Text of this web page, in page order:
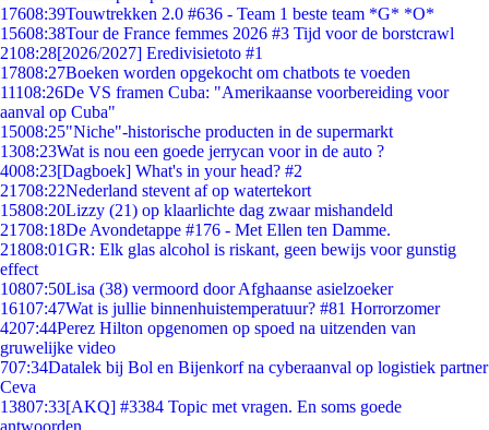
17608:39Touwtrekken 2.0 #636 - Team 1 beste team *G* *O*
15608:38Tour de France femmes 2026 #3 Tijd voor de borstcrawl
2108:28[2026/2027] Eredivisietoto #1
17808:27Boeken worden opgekocht om chatbots te voeden
11108:26De VS framen Cuba: "Amerikaanse voorbereiding voor
aanval op Cuba"
15008:25"Niche"-historische producten in de supermarkt
1308:23Wat is nou een goede jerrycan voor in de auto ?
4008:23[Dagboek] What's in your head? #2
21708:22Nederland stevent af op watertekort
15808:20Lizzy (21) op klaarlichte dag zwaar mishandeld
21708:18De Avondetappe #176 - Met Ellen ten Damme.
21808:01GR: Elk glas alcohol is riskant, geen bewijs voor gunstig
effect
10807:50Lisa (38) vermoord door Afghaanse asielzoeker
16107:47Wat is jullie binnenhuistemperatuur? #81 Horrorzomer
4207:44Perez Hilton opgenomen op spoed na uitzenden van
gruwelijke video
707:34Datalek bij Bol en Bijenkorf na cyberaanval op logistiek partner
Ceva
13807:33[AKQ] #3384 Topic met vragen. En soms goede
antwoorden.